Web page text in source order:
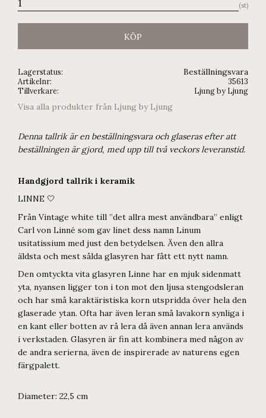
st
KÖP
Lagerstatus Beställningsvara
Artikelnr
35613
Tillverkare
Ljung by Ljung
Visa alla produkter från Ljung by Ljung
Denna tallrik är en beställningsvara och glaseras efter att
beställningen är gjord, med upp till två veckors leveranstid.
Handgjord tallrik i keramik
LINNE 🤍
Från Vintage white till ”det allra mest användbara” enligt
Carl von Linné som gav linet dess namn Linum
usitatissium med just den betydelsen. Även den allra
äldsta och mest sålda glasyren har fått ett nytt namn.
Den omtyckta vita glasyren Linne har en mjuk sidenmatt
yta, nyansen ligger ton i ton mot den ljusa stengodsleran
och har små karaktäristiska korn utspridda över hela den
glaserade ytan. Ofta har även leran små lavakorn synliga i
en kant eller botten av rå lera då även annan lera används
i verkstaden. Glasyren är fin att kombinera med någon av
de andra serierna, även de inspirerade av naturens egen
färgpalett.
Diameter: 22,5 cm